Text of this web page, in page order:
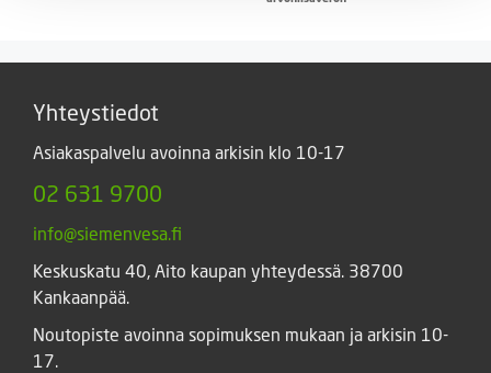
Yhteystiedot
Asiakaspalvelu avoinna arkisin klo 10-17
02 631 9700
info@siemenvesa.fi
Keskuskatu 40, Aito kaupan yhteydessä. 38700
Kankaanpää.
Noutopiste avoinna sopimuksen mukaan ja arkisin 10-
17.